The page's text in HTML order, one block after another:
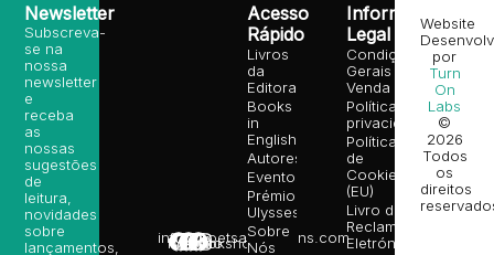
info@poetsandragons.com
Infantil
Adulto
Bookshop
Acesso
Rápido
Livros
da
Editora
Books
in
English
Autores
Eventos
Prémio
Ulysses
Sobre
Nós
Informação
Legal
Condições
Gerais de
Venda
Política de
privacidade
Política
de
Cookies
(EU)
Livro de
Reclamações
Eletrónico
Newsletter
Subscreva-
se na
nossa
newsletter
e
receba
as
nossas
sugestões
de
leitura,
novidades
sobre
lançamentos,
Website
por
Turn
On
Labs
©
2026
Todos
os
direitos